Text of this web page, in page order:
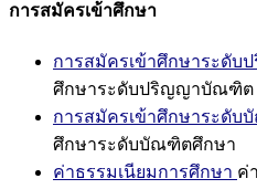
การสมัครเข้าศึกษา
การสมัครเข้าศึกษาระดั
ศึกษาระดับปริญญาบัณฑิต
การสมัครเข้าศึกษาระดับ
ศึกษาระดับบัณฑิตศึกษา
ค่าธรรมเนียมการศึกษา ค่